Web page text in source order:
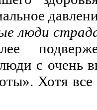
люди
с очень
Хотя